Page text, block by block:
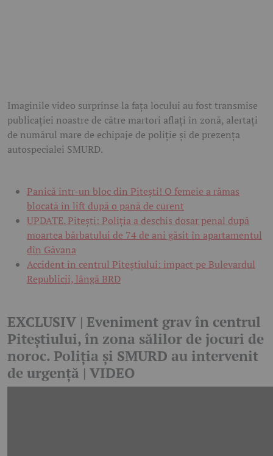
Imaginile video surprinse la fața locului au fost transmise
publicației noastre de către martori aflați în zonă, alertați
de numărul mare de echipaje de poliție și de prezența
autospecialei SMURD.
Panică într-un bloc din Pitești! O femeie a rămas
blocată în lift după o pană de curent
UPDATE. Pitești: Poliția a deschis dosar penal după
moartea bărbatului de 74 de ani găsit în apartamentul
din Găvana
Accident în centrul Piteștiului: impact pe Bulevardul
Republicii, lângă BRD
EXCLUSIV | Eveniment grav în centrul
Piteștiului, în zona sălilor de jocuri de
noroc. Poliția și SMURD au intervenit
de urgență | VIDEO